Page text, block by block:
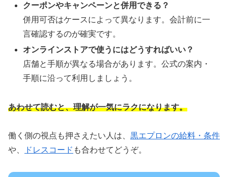
クーポンやキャンペーンと併用できる？
併用可否はケースによって異なります。会計前に一
言確認するのが確実です。
オンラインストアで使うにはどうすればいい？
店舗と手順が異なる場合があります。公式の案内・
手順に沿って利用しましょう。
あわせて読むと、理解が一気にラクになります。
働く側の視点も押さえたい人は、 黒エプロンの給料・条件
や、
ドレスコード も合わせてどうぞ。